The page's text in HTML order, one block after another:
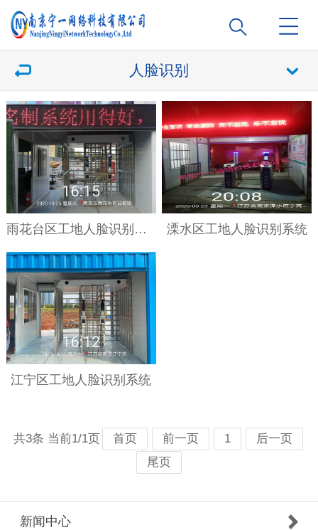
人脸识别
雨花台区工地人脸识别系统 溧水区工地人脸识别系统
江宁区工地人脸识别系统
共3条 当前1/1页 首页 前一页 1
后一页
尾页
新闻中心